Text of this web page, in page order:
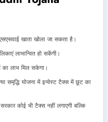
खाता खोला जा सकता है।
लाभान्वित हो सकेंगी।
का लाभ मिल सकेगा।
योजना में इन्वेस्ट टैक्स में छूट का
कोई भी टैक्स नहीं लगाएगी बल्कि